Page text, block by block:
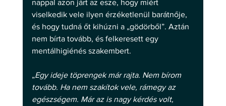
nappal azon járt az esze, hogy miért
viselkedik vele ilyen érzéketlenül barátnője,
és hogy tudná őt kihúzni a „gödörből”. Aztán
nem bírta tovább, és felkeresett egy
mentálhigiénés szakembert.
„Egy ideje töprengek már rajta. Nem bírom
tovább. Ha nem szakítok vele, rámegy az
egészségem. Már az is nagy kérdés volt,